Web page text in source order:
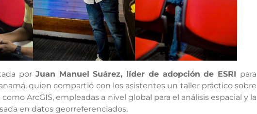
por Juan Manuel Suárez, líder de adopción de ESRI para
quien compartió con los asistentes un taller práctico sobre
ArcGIS, empleadas a nivel global para el análisis espacial y la
en datos georreferenciados.